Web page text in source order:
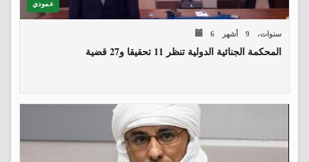
عمودي
6 سنوات، 9 أشهر
المحكمة الجنائية الدولية تنظر 11 تحقيقا و27 قضية